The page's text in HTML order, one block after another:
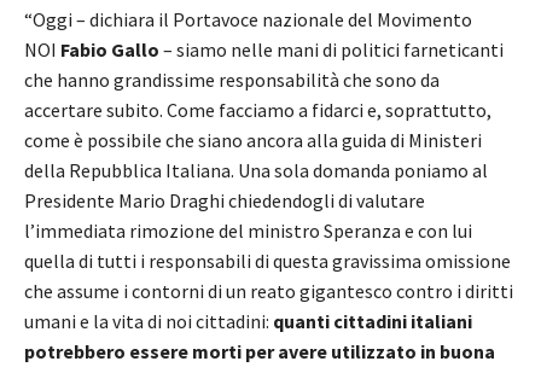
“Oggi – dichiara il Portavoce nazionale del Movimento
NOI Fabio Gallo – siamo nelle mani di politici farneticanti
che hanno grandissime responsabilità che sono da
accertare subito. Come facciamo a fidarci e, soprattutto,
come è possibile che siano ancora alla guida di Ministeri
della Repubblica Italiana. Una sola domanda poniamo al
Presidente Mario Draghi chiedendogli di valutare
l’immediata rimozione del ministro Speranza e con lui
quella di tutti i responsabili di questa gravissima omissione
che assume i contorni di un reato gigantesco contro i diritti
umani e la vita di noi cittadini: quanti cittadini italiani
potrebbero essere morti per avere utilizzato in buona